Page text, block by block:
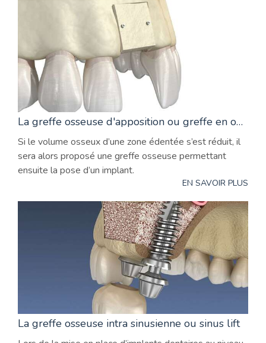
La greffe osseuse d'apposition ou greffe en onlay
Si le volume osseux d’une zone édentée s’est réduit, il
sera alors proposé une greffe osseuse permettant
ensuite la pose d’un implant.
EN SAVOIR PLUS
La greffe osseuse intra sinusienne ou sinus lift